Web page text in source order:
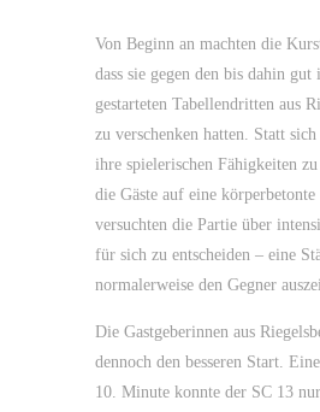
Von Beginn an machten die
dass sie gegen den bis dahin gut
gestarteten Tabellendritten aus
zu verschenken hatten. Statt
ihre spielerischen Fähigkeiten zu
die Gäste auf eine
versuchten die Partie über
für sich zu entscheiden – eine
normalerweise den Gegner
Die Gastgeberinnen aus
dennoch den besseren Start.
10. Minute konnte der SC 13